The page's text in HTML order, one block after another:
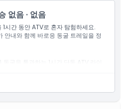
없음 · 없음
시간 동안 ATV로 혼자 탐험하세요.
안내와 함께 바로응 동굴 트레일을 정
굴을 통과하는 1시간 단독 ATV 라이
지침